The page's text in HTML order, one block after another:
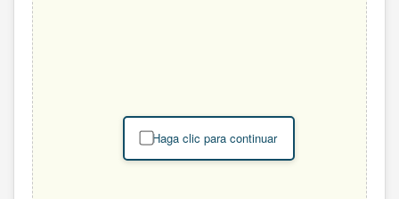
Haga clic para continuar